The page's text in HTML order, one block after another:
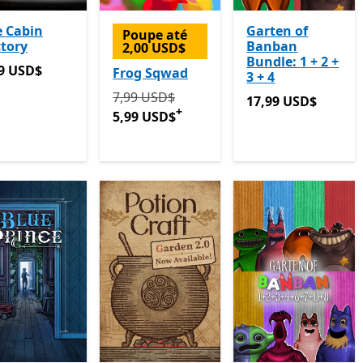
Cabin
USD$
USD$
Poupe até
2,00 USD$
Frog Sqwad
Originalmente 7,99 USD$ agora 5,99 USD$
7,99 USD$
5,99 USD$+
Garten of
Banban
Bundle: 1 + 2 +
3 + 4
17,99 USD$
17,99 USD$